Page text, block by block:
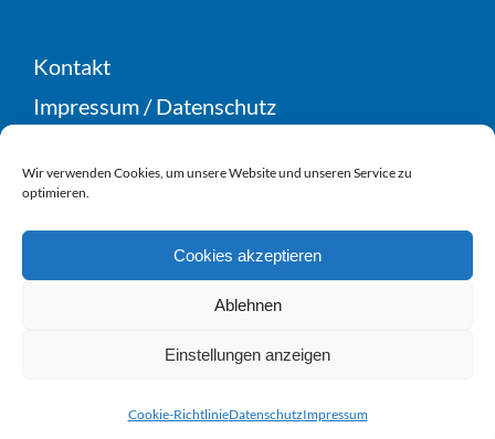
Wir verwenden Cookies, um unsere Website und unseren Service zu
optimieren.
Cookies akzeptieren
Ablehnen
Einstellungen anzeigen
Cookie-RichtlinieDatenschutzImpressum
Kontakt
Impressum/Datenschutz
Widerruf
Cookie-Richtlinie (EU)
© Copyright 2021 Bildungswerk Irsee